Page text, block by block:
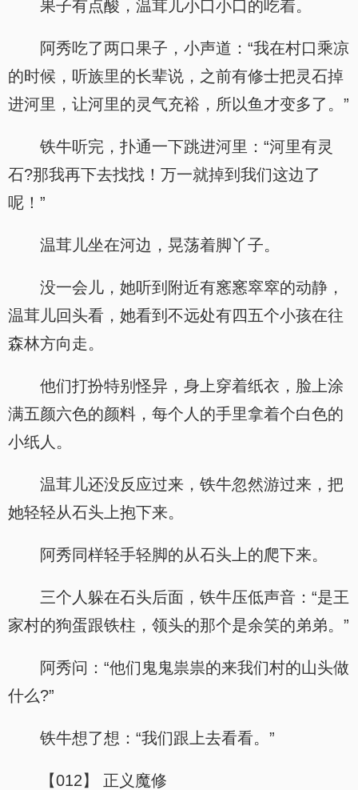
果子有点酸，温茸儿小口小口的吃着。
阿秀吃了两口果子，小声道：“我在村口乘凉
的时候，听族里的长辈说，之前有修士把灵石掉
进河里，让河里的灵气充裕，所以鱼才变多了。”
铁牛听完，扑通一下跳进河里：“河里有灵
石?那我再下去找找！万一就掉到我们这边了
呢！”
温茸儿坐在河边，晃荡着脚丫子。
没一会儿，她听到附近有窸窸窣窣的动静，
温茸儿回头看，她看到不远处有四五个小孩在往
森林方向走。
他们打扮特别怪异，身上穿着纸衣，脸上涂
满五颜六色的颜料，每个人的手里拿着个白色的
小纸人。
温茸儿还没反应过来，铁牛忽然游过来，把
她轻轻从石头上抱下来。
阿秀同样轻手轻脚的从石头上的爬下来。
三个人躲在石头后面，铁牛压低声音：“是王
家村的狗蛋跟铁柱，领头的那个是余笑的弟弟。”
阿秀问：“他们鬼鬼祟祟的来我们村的山头做
什么?”
铁牛想了想：“我们跟上去看看。”
【012】 正义魔修